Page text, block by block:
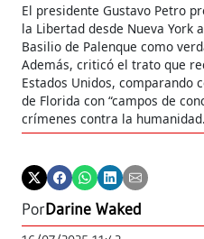
El presidente Gustavo Petro
la Libertad desde Nueva York
Basilio de Palenque como
Además, criticó el trato que
Estados Unidos, comparando
de Florida con “campos de
crímenes contra la humanidad.
PorDarine Waked